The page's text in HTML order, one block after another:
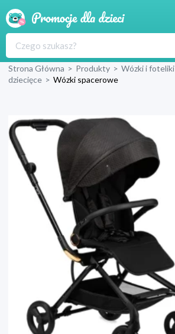
Produkty
Blog
Wyprawka
Strona Główna > Produkty > Wózki i foteliki
dziecięce > Wózki spacerowe